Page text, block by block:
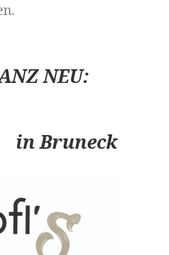
NEU:
in Bruneck